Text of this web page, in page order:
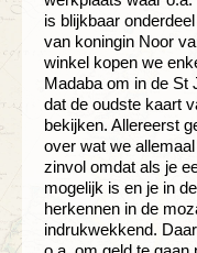
is blijkbaar
van koningin Noor
winkel kopen we
Madaba om in de St
dat de oudste kaart
bekijken. Allereerst
over wat we
zinvol omdat als je
mogelijk is en je in
herkennen in de
indrukwekkend.